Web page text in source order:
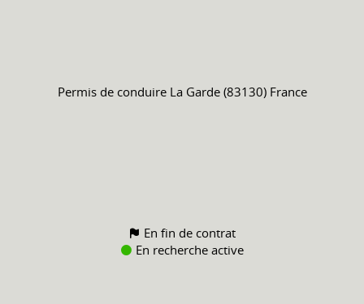
Permis de conduire La Garde (83130) France
En fin de contrat
En recherche active